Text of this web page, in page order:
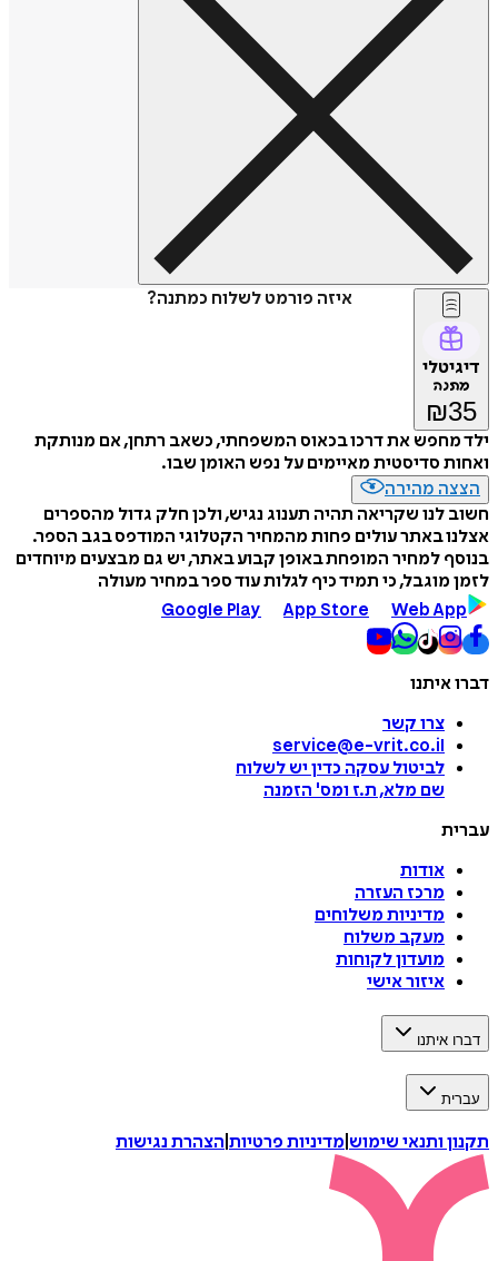
איזה פורמט לשלוח כמתנה?
דיגיטלי
מתנה
₪35
ילד מחפש את דרכו בכאוס המשפחתי, כשאב רתחן, אם מנותקת
ואחות סדיסטית מאיימים על נפש האומן שבו.
הצצה מהירה
חשוב לנו שקריאה תהיה תענוג נגיש, ולכן חלק גדול מהספרים
אצלנו באתר עולים פחות מהמחיר הקטלוגי המודפס בגב הספר.
בנוסף למחיר המופחת באופן קבוע באתר, יש גם מבצעים מיוחדים
לזמן מוגבל, כי תמיד כיף לגלות עוד ספר במחיר מעולה
Google Play
App Store Web App
דברו איתנו
צרו קשר
service@e-vrit.co.il
לביטול עסקה כדין יש לשלוח
שם מלא, ת.ז ומס' הזמנה
עברית
אודות
מרכז העזרה
מדיניות משלוחים
מעקב משלוח
מועדון לקוחות
איזור אישי
דברו איתנו
עברית
תקנון ותנאי שימוש מדיניות פרטיות הצהרת נגישות